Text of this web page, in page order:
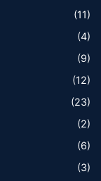
(11)
(4)
(9)
(12)
(23)
(2)
(6)
(3)